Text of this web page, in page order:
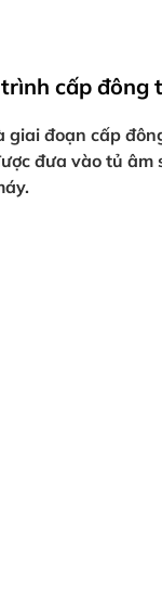
cấp đông
giai đoạn cấp
đưa vào tủ âm